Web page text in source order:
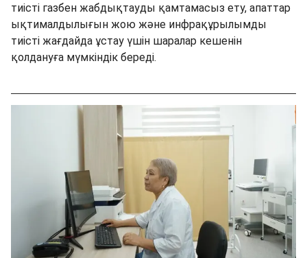
тиісті газбен жабдықтауды қамтамасыз ету, апаттар
ықтималдылығын жою және инфрақұрылымды
тиісті жағдайда ұстау үшін шаралар кешенін
қолдануға мүмкіндік береді.